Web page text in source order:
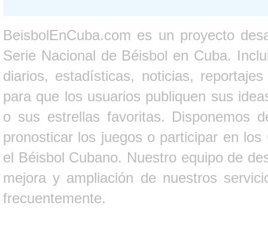
BeisbolEnCuba.com es un proyecto
Serie Nacional de Béisbol en Cuba.
diarios, estadísticas, noticias,
para que los usuarios publiquen sus
o sus estrellas favoritas. Disponemos
pronosticar los juegos o participar en
el Béisbol Cubano. Nuestro equipo de
mejora y ampliación de nuestros
frecuentemente.